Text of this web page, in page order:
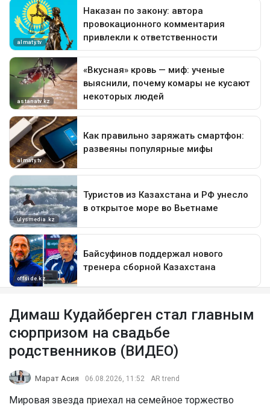
Димаш Кудайберген стал главным
сюрпризом на свадьбе
родственников (ВИДЕО)
Марат Асия 06.08.2026, 11:52 AR trend
Мировая звезда приехал на семейное торжество